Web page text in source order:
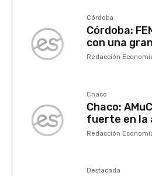
Córdoba
Córdoba:
con una
Redacción
Chaco
Chaco:
fuerte en la
Redacción
Destacada